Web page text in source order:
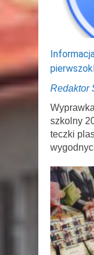
Redaktor
szkolny
teczki